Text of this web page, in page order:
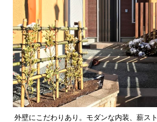
外壁にこだわりあり。モダンな内装、薪ス